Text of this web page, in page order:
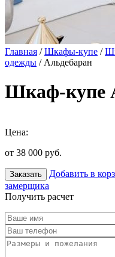
Главная /Шкафы-купе /
одежды / Альдебаран
Шкаф-купе
Цена:
от 38 000 руб.
Заказать Добавить в
замерщика
Получить расчет